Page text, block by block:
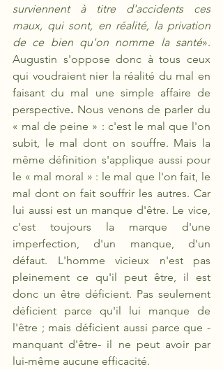
surviennent à titre d'accidents ces
maux, qui sont, en réalité, la privation
de ce bien qu'on nomme la santé».
Augustin s'oppose donc à tous ceux
qui voudraient nier la réalité du mal en
faisant du mal une simple affaire de
perspective. Nous venons de parler du
« mal de peine » : c'est le mal que l'on
subit, le mal dont on souffre. Mais la
même définition s'applique aussi pour
le « mal moral » : le mal que l'on fait, le
mal dont on fait souffrir les autres. Car
lui aussi est un manque d'être. Le vice,
c'est toujours la marque d'une
imperfection, d'un manque, d'un
défaut. L'homme vicieux n'est pas
pleinement ce qu'il peut être, il est
donc un être déficient. Pas seulement
déficient parce qu'il lui manque de
l'être ; mais déficient aussi parce que -
manquant d'être- il ne peut avoir par
lui-même aucune efficacité.